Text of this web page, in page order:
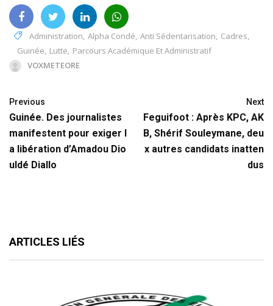
Administration, Alpha Condé, Anti Sédentarisation, Cadres,
Guinée, Lutte, Parcours Académique Et Administratif
VOXMETEORE
Previous
Guinée. Des journalistes
manifestent pour exiger l
a libération d’Amadou Dio
uldé Diallo
Next
Feguifoot : Après KPC, AK
B, Shérif Souleymane, deu
x autres candidats inatten
dus
ARTICLES LIÉS